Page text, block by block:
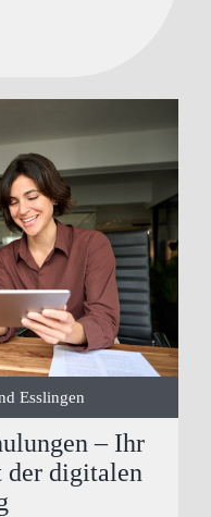
Esslingen
– Ihr
digitalen